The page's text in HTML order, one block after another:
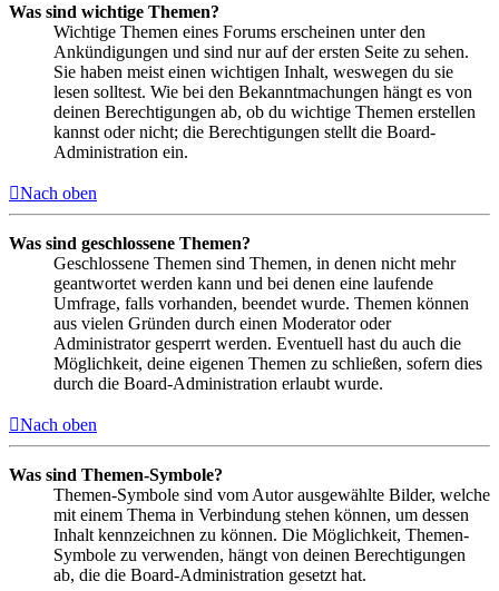
Was sind wichtige Themen?
Wichtige Themen eines Forums erscheinen unter den
Ankündigungen und sind nur auf der ersten Seite zu sehen.
Sie haben meist einen wichtigen Inhalt, weswegen du sie
lesen solltest. Wie bei den Bekanntmachungen hängt es von
deinen Berechtigungen ab, ob du wichtige Themen erstellen
kannst oder nicht; die Berechtigungen stellt die Board-
Administration ein.
Nach oben
Was sind geschlossene Themen?
Geschlossene Themen sind Themen, in denen nicht mehr
geantwortet werden kann und bei denen eine laufende
Umfrage, falls vorhanden, beendet wurde. Themen können
aus vielen Gründen durch einen Moderator oder
Administrator gesperrt werden. Eventuell hast du auch die
Möglichkeit, deine eigenen Themen zu schließen, sofern dies
durch die Board-Administration erlaubt wurde.
Nach oben
Was sind Themen-Symbole?
Themen-Symbole sind vom Autor ausgewählte Bilder, welche
mit einem Thema in Verbindung stehen können, um dessen
Inhalt kennzeichnen zu können. Die Möglichkeit, Themen-
Symbole zu verwenden, hängt von deinen Berechtigungen
ab, die die Board-Administration gesetzt hat.